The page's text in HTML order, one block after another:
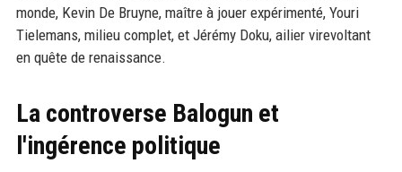
monde, Kevin De Bruyne, maître à jouer expérimenté, Youri
Tielemans, milieu complet, et Jérémy Doku, ailier virevoltant
en quête de renaissance.
La controverse Balogun et
l'ingérence politique